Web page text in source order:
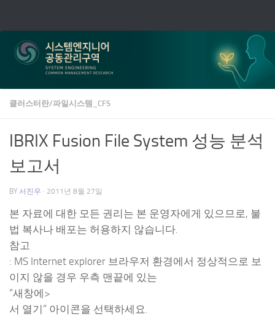
클러스터란/파일시스템_CFS
IBRIX Fusion File System 성능 분석
보고서
BY 서진우 · 2011년 8월 27일
본 자료에 대한 모든 권리는 본 운영자에게 있으므로, 불
법 복사나 배포는 허용하지 않습니다.
참고
: MS Internet explorer 브라우저 환경에서 정상적으로 보
이지 않을 경우 우측 맨끝에 있는
“새창에>
서 열기” 아이콘을 선택하세요.